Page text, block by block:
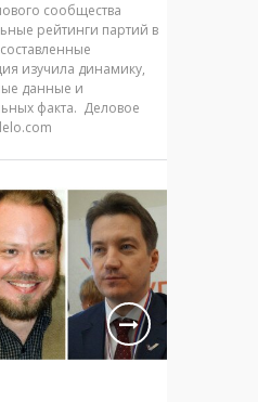
сообщества
рейтинги партий в
изучила динамику,
данные и
факта. Деловое